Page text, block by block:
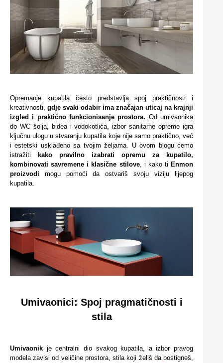
Opremanje kupatila često predstavlja spoj praktičnosti i
kreativnosti, gdje svaki odabir ima značajan uticaj na krajnji
izgled i praktično funkcionisanje prostora. Od umivaonika
do WC šolja, bidea i vodokotlića, izbor sanitarne opreme igra
ključnu ulogu u stvaranju kupatila koje nije samo praktično, već
i estetski usklađeno sa tvojim željama. U ovom blogu ćemo
istražiti kako pravilno izabrati opremu za kupatilo,
kombinovati savremene i klasične stilove, i kako ti Enmon
proizvodi mogu pomoći da ostvariš svoju viziju lijepog
kupatila.
Umivaonici: Spoj pragmatičnosti i
stila
Umivaonik je centralni dio svakog kupatila, a izbor pravog
modela zavisi od veličine prostora, stila koji želiš da postigneš,